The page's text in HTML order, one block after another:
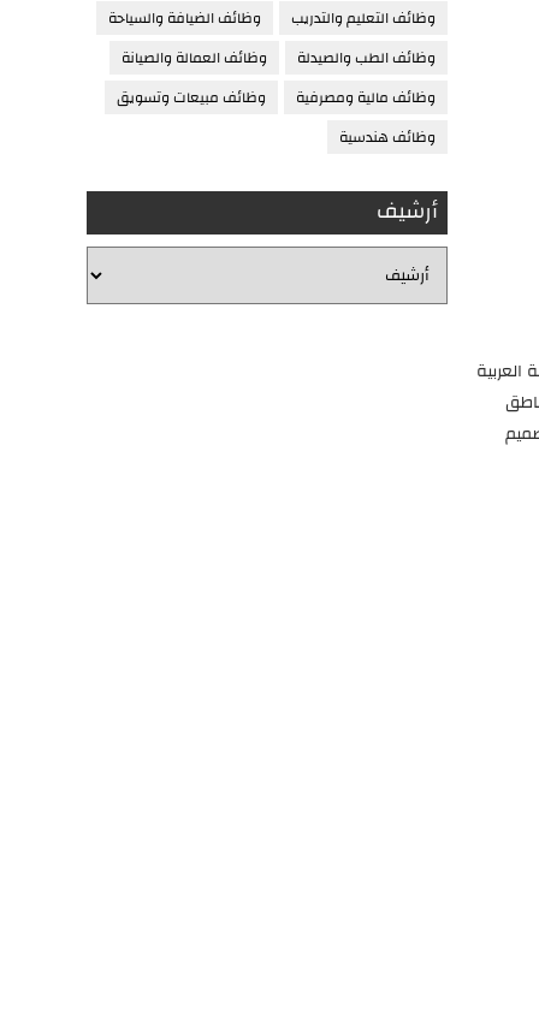
وظائف التعليم والتدريب
وظائف الضيافة والسياحة
وظائف الطب والصيدلة
وظائف العمالة والصيانة
وظائف مالية ومصرفية
وظائف مبيعات وتسويق
وظائف هندسية
أرشيف